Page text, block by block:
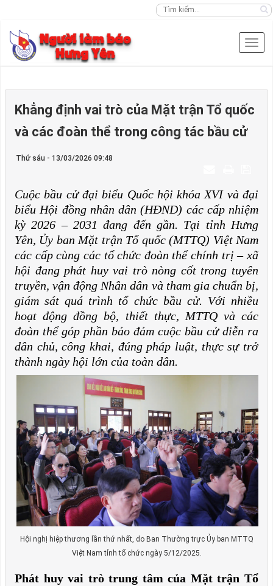
Khẳng định vai trò của Mặt trận Tổ quốc
và các đoàn thể trong công tác bầu cử
Thứ sáu - 13/03/2026 09:48
Cuộc bầu cử đại biểu Quốc hội khóa XVI và đại
biểu Hội đồng nhân dân (HĐND) các cấp nhiệm
kỳ 2026 – 2031 đang đến gần. Tại tỉnh Hưng
Yên, Ủy ban Mặt trận Tổ quốc (MTTQ) Việt Nam
các cấp cùng các tổ chức đoàn thể chính trị – xã
hội đang phát huy vai trò nòng cốt trong tuyên
truyền, vận động Nhân dân và tham gia chuẩn bị,
giám sát quá trình tổ chức bầu cử. Với nhiều
hoạt động đồng bộ, thiết thực, MTTQ và các
đoàn thể góp phần bảo đảm cuộc bầu cử diễn ra
dân chủ, công khai, đúng pháp luật, thực sự trở
thành ngày hội lớn của toàn dân.
Hội nghị hiệp thương lần thứ nhất, do Ban Thường trực Ủy ban MTTQ
Việt Nam tỉnh tổ chức ngày 5/12/2025.
Phát huy vai trò trung tâm của Mặt trận Tổ